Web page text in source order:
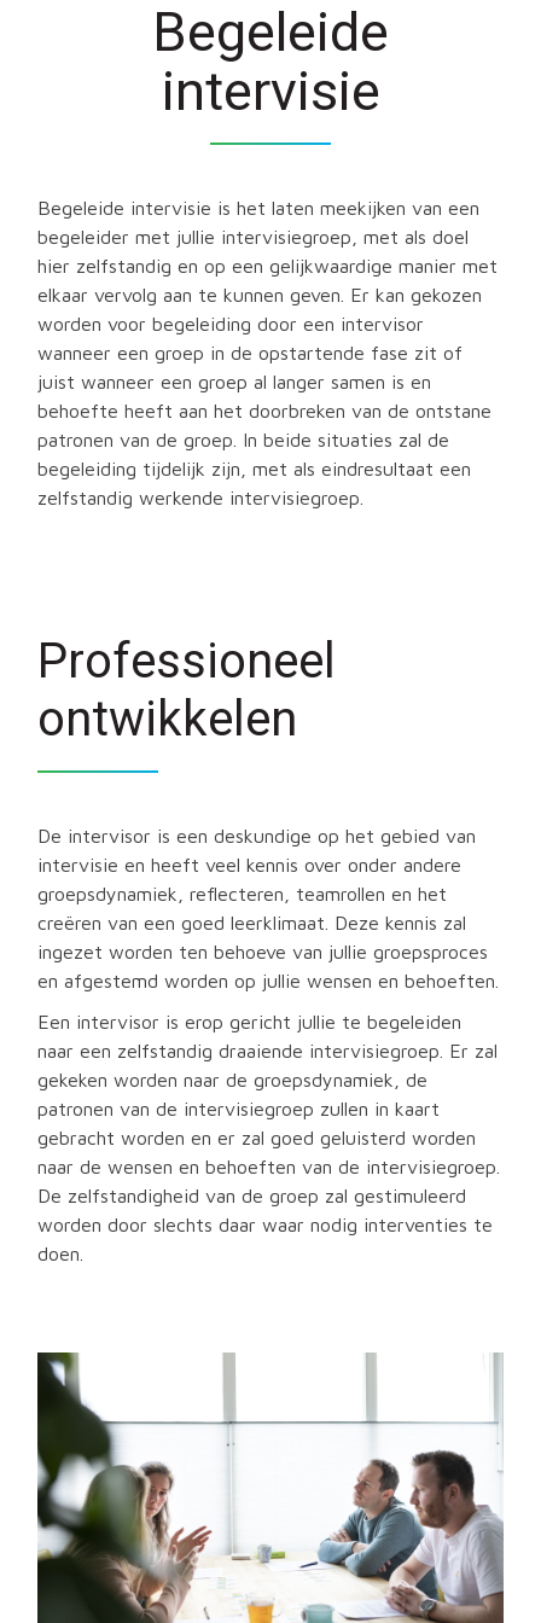
niveauBegeleide
intervisie
Begeleide intervisie is het laten meekijken van een
begeleider met jullie intervisiegroep, met als doel
hier zelfstandig en op een gelijkwaardige manier met
elkaar vervolg aan te kunnen geven. Er kan gekozen
worden voor begeleiding door een intervisor
wanneer een groep in de opstartende fase zit of
juist wanneer een groep al langer samen is en
behoefte heeft aan het doorbreken van de ontstane
patronen van de groep. In beide situaties zal de
begeleiding tijdelijk zijn, met als eindresultaat een
zelfstandig werkende intervisiegroep.
Professioneel
ontwikkelen
De intervisor is een deskundige op het gebied van
intervisie en heeft veel kennis over onder andere
groepsdynamiek, reflecteren, teamrollen en het
creëren van een goed leerklimaat. Deze kennis zal
ingezet worden ten behoeve van jullie groepsproces
en afgestemd worden op jullie wensen en behoeften.
Een intervisor is erop gericht jullie te begeleiden
naar een zelfstandig draaiende intervisiegroep. Er zal
gekeken worden naar de groepsdynamiek, de
patronen van de intervisiegroep zullen in kaart
gebracht worden en er zal goed geluisterd worden
naar de wensen en behoeften van de intervisiegroep.
De zelfstandigheid van de groep zal gestimuleerd
worden door slechts daar waar nodig interventies te
doen.